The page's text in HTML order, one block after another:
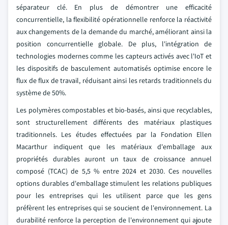
séparateur clé. En plus de démontrer une efficacité
concurrentielle, la flexibilité opérationnelle renforce la réactivité
aux changements de la demande du marché, améliorant ainsi la
position concurrentielle globale. De plus, l'intégration de
technologies modernes comme les capteurs activés avec l'IoT et
les dispositifs de basculement automatisés optimise encore le
flux de flux de travail, réduisant ainsi les retards traditionnels du
système de 50%.
Les polymères compostables et bio-basés, ainsi que recyclables,
sont structurellement différents des matériaux plastiques
traditionnels. Les études effectuées par la Fondation Ellen
Macarthur indiquent que les matériaux d'emballage aux
propriétés durables auront un taux de croissance annuel
composé (TCAC) de 5,5 % entre 2024 et 2030. Ces nouvelles
options durables d'emballage stimulent les relations publiques
pour les entreprises qui les utilisent parce que les gens
préfèrent les entreprises qui se soucient de l'environnement. La
durabilité renforce la perception de l'environnement qui ajoute